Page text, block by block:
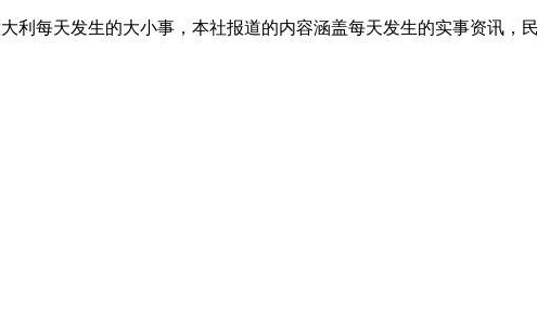
利每天发生的大小事，本社报道的内容涵盖每天发生的实事资讯，